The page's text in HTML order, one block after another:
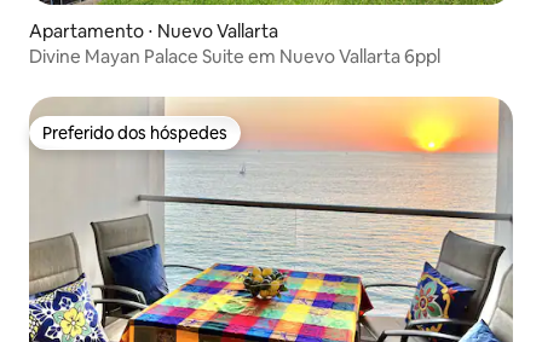
Apartamento ⋅ Nuevo Vallarta
Divine Mayan Palace Suite em Nuevo Vallarta 6ppl
Preferido dos hóspedes
Preferido dos hóspedes